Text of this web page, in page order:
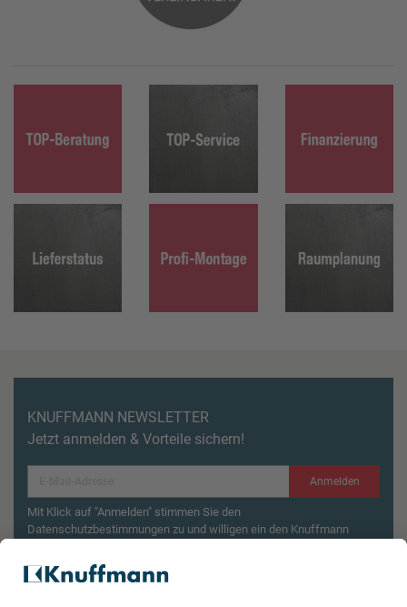
KNUFFMANN NEWSLETTER
Jetzt anmelden & Vorteile sichern!
Anmelden
Mit Klick auf "Anmelden" stimmen Sie den
Datenschutzbestimmungen zu und willigen ein den Knuffmann
Aktionsbedingungen¹